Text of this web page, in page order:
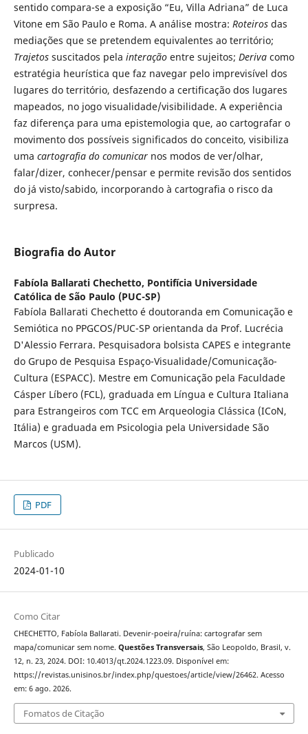
sentido compara-se a exposição “Eu, Villa Adriana” de Luca
Vitone em São Paulo e Roma. A análise mostra: Roteirosdas
mediações que se pretendem equivalentes ao território;
Trajetossuscitados pela interaçãoentre sujeitos; Derivacomo
estratégia heurística que faz navegar pelo imprevisível dos
lugares do território, desfazendo a certificação dos lugares
mapeados, no jogo visualidade/visibilidade. A experiência
faz diferença para uma epistemologia que, ao cartografar o
movimento dos possíveis significados do conceito, visibiliza
uma cartografia do comunicarnos modos de ver/olhar,
falar/dizer, conhecer/pensar e permite revisão dos sentidos
do já visto/sabido, incorporando à cartografia o risco da
surpresa.
Biografia do Autor
Fabíola Ballarati Chechetto, Pontifícia Universidade
Católica de São Paulo (PUC-SP)
Fabíola Ballarati Chechetto é doutoranda em Comunicação e
Semiótica no PPGCOS/PUC-SP orientanda da Prof. Lucrécia
D'Alessio Ferrara. Pesquisadora bolsista CAPES e integrante
do Grupo de Pesquisa Espaço-Visualidade/Comunicação-
Cultura (ESPACC). Mestre em Comunicação pela Faculdade
Cásper Líbero (FCL), graduada em Língua e Cultura Italiana
para Estrangeiros com TCC em Arqueologia Clássica (ICoN,
Itália) e graduada em Psicologia pela Universidade São
Marcos (USM).
PDF
Publicado
2024-01-10
Como Citar
CHECHETTO, Fabíola Ballarati. Devenir-poeira/ruína: cartografar sem
mapa/comunicar sem nome. Questões Transversais, São Leopoldo, Brasil, v.
12, n. 23, 2024. DOI: 10.4013/qt.2024.1223.09. Disponível em:
https://revistas.unisinos.br/index.php/questoes/article/view/26462. Acesso
em: 6 ago. 2026.
Fomatos de Citação